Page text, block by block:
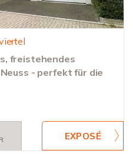
freistehendes
- perfekt für die